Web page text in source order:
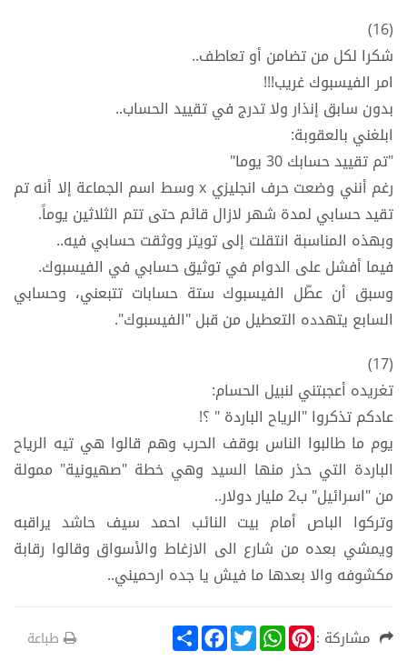
(16)
شكرا لكل من تضامن أو تعاطف..
امر الفيسبوك غريب!!!
بدون سابق إنذار ولا تدرج في تقييد الحساب..
ابلغني بالعقوبة:
"تم تقييد حسابك 30 يوما"
رغم أنني وضعت حرف انجليزي x وسط اسم الجماعة إلا أنه تم
تقيد حسابي لمدة شهر لازال قائم حتى تتم الثلاثين يوماً.
وبهذه المناسبة انتقلت إلى تويتر ووثقت حسابي فيه..
فيما أفشل على الدوام في توثيق حسابي في الفيسبوك.
وسبق أن عطّل الفيسبوك ستة حسابات تتبعني، وحسابي
السابع يتهدده التعطيل من قبل "الفيسبوك".
(17)
تغريده أعجبتني لنبيل الحسام:
عادكم تذكروا "الرياح الباردة " ؟!
يوم ما طالبوا الناس بوقف الحرب وهم قالوا هي تيه الرياح
الباردة التي حذر منها السيد وهي خطة "صهيونية" ممولة
من "اسرائيل" ب2 مليار دولار..
وتركوا الباص أمام بيت النائب احمد سيف حاشد يراقبه
ويمشي بعده من شارع الى الازغاط والأسواق وقالوا رقابة
مكشوفه والا بعدها ما فيش يا جده ارحميني..
مشاركة : S
h
F
a
T
w
W
h
P
i طباعة